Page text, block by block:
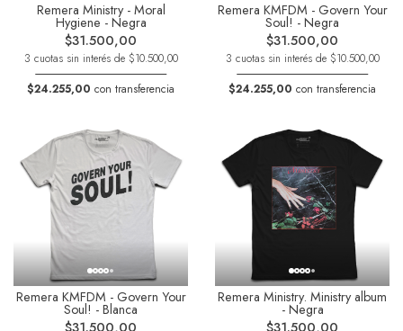
Remera Ministry - Moral
Hygiene - Negra
$31.500,00
3 cuotas sin interés de $10.500,00
$24.255,00 con transferencia
Remera KMFDM - Govern Your
Soul! - Negra
$31.500,00
3 cuotas sin interés de $10.500,00
$24.255,00 con transferencia
Remera KMFDM - Govern Your
Soul! - Blanca
Remera Ministry. Ministry album
- Negra